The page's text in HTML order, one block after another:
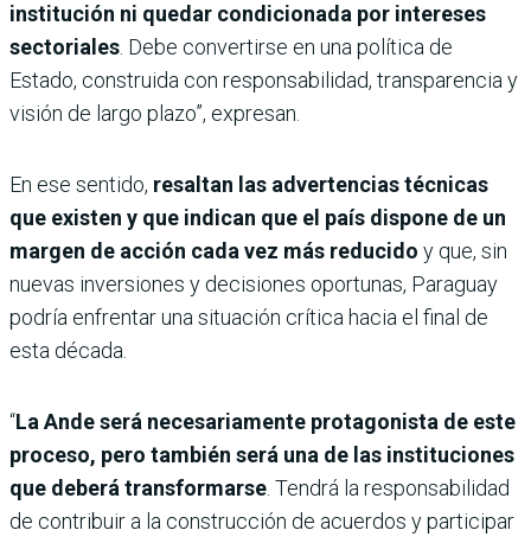
institución ni quedar condicionada por intereses
sectoriales . Debe convertirse en una política de
Estado, construida con responsabilidad, transparencia y
visión de largo plazo”, expresan.
En ese sentido, resaltan las advertencias técnicas
que existen y que indican que el país dispone de un
margen de acción cada vez más reducido y que, sin
nuevas inversiones y decisiones oportunas, Paraguay
podría enfrentar una situación crítica hacia el final de
esta década.
“La Ande será necesariamente protagonista de este
proceso, pero también será una de las instituciones
que deberá transformarse . Tendrá la responsabilidad
de contribuir a la construcción de acuerdos y participar